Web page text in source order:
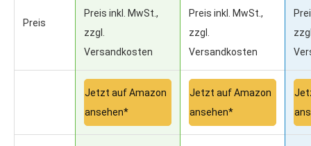
Preis
Preis inkl. MwSt.,
zzgl.
Versandkosten
Preis inkl. MwSt.,
zzgl.
Versandkosten
Jetzt auf Amazon
ansehen*
Jetzt auf Amazon
ansehen*